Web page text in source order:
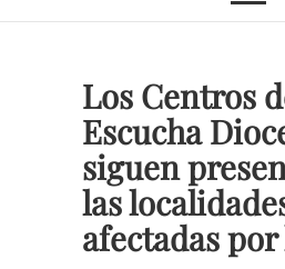
Los Centros
Escucha
siguen
las
afectadas por